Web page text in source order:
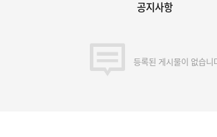
공지사항
등록된 게시물이 없습니